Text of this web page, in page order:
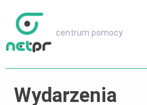
centrum pomocy
centrum pomocy
Wydarzenia